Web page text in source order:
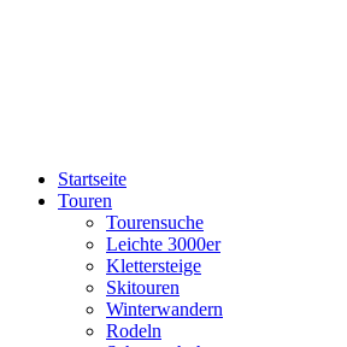
Startseite
Touren
Tourensuche
Leichte 3000er
Klettersteige
Skitouren
Winterwandern
Rodeln